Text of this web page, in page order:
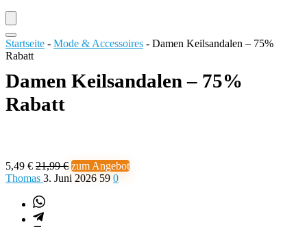
Startseite - Mode & Accessoires - Damen Keilsandalen – 75%
Rabatt
Damen Keilsandalen – 75%
Rabatt
5,49 € 21,99 € zum Angebot
Thomas 3. Juni 2026 59 0